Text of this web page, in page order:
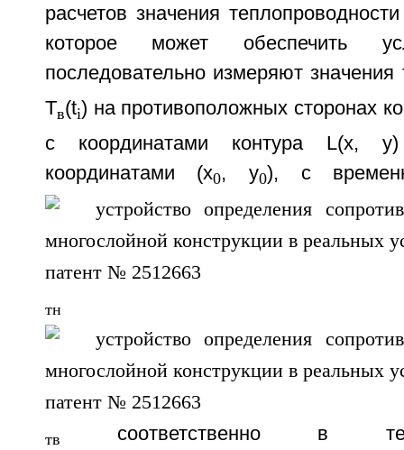
расчетов значения
которое может обеспечить
последовательно измеряют
Tв(ti) на противоположных сторонах
с координатами контура L(х,
координатами (х0, y0), с
тн
тв соответственно в